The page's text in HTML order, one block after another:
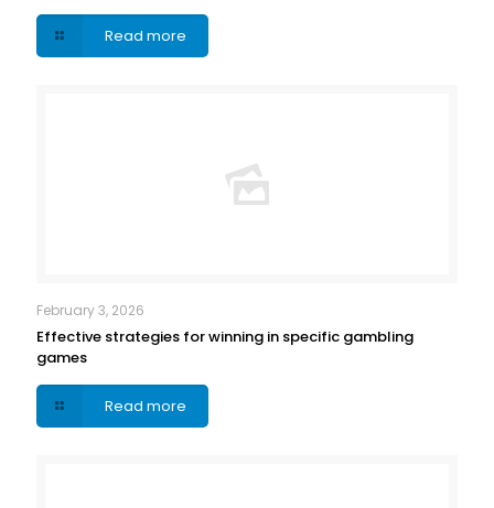
Read more
February 3, 2026
Effective strategies for winning in specific gambling
games
Read more